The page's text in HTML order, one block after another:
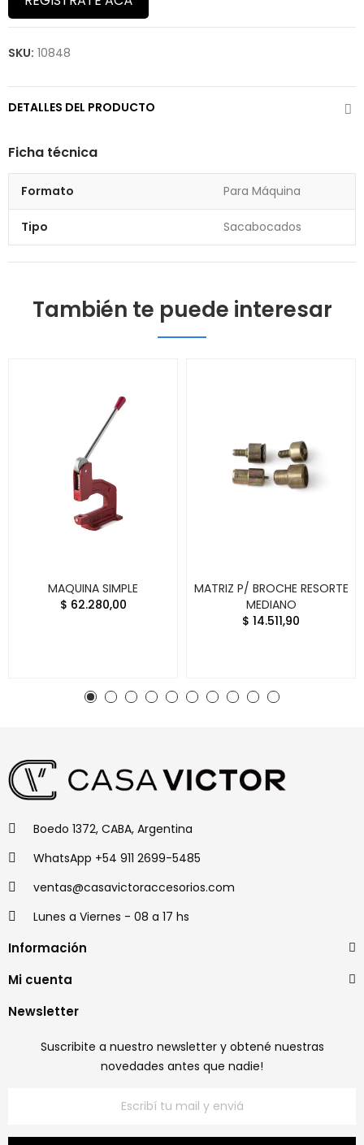
SKU: 10848
DETALLES DEL PRODUCTO
Ficha técnica
Formato Para Máquina
Tipo Sacabocados
También te puede interesar
MAQUINA SIMPLE
$ 62.280,00
MATRIZ P/ BROCHE RESORTE
MEDIANO
$ 14.511,90
Boedo 1372, CABA, Argentina
WhatsApp +54 911 2699-5485
ventas@casavictoraccesorios.com
Lunes a Viernes - 08 a 17 hs
Información
Mi cuenta
Newsletter
Suscribite a nuestro newsletter y obtené nuestras
novedades antes que nadie!